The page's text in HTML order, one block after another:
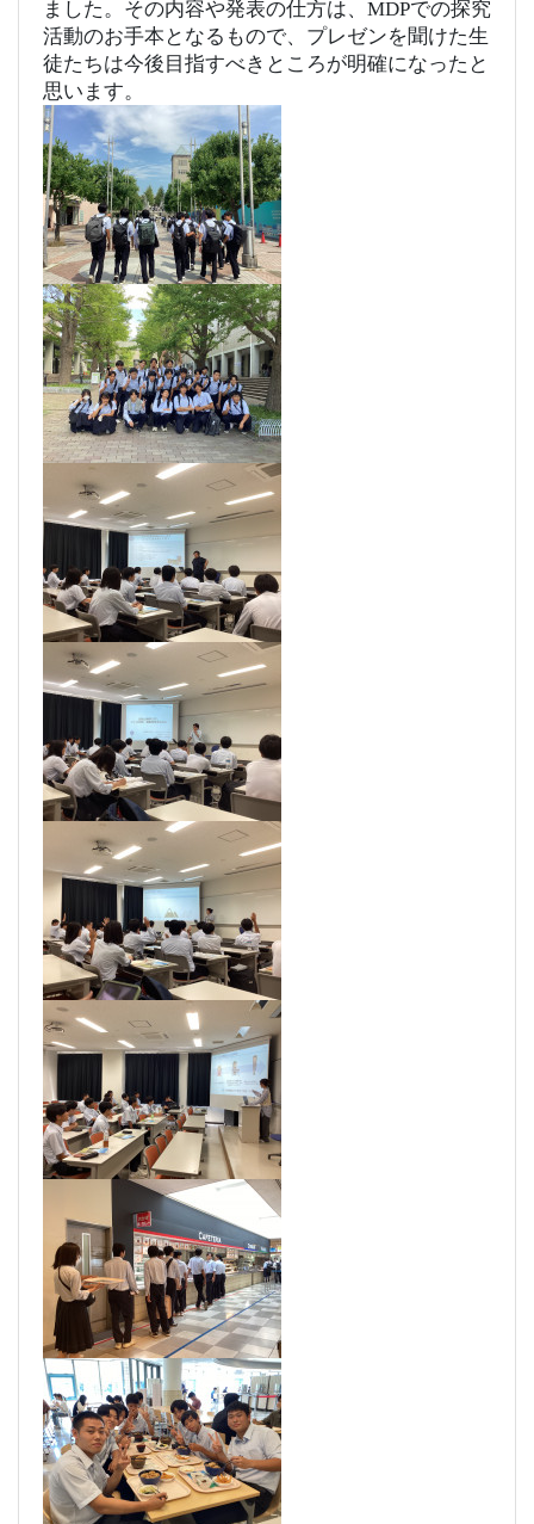
ました。その内容や発表の仕方は、MDPでの探究
活動のお手本となるもので、プレゼンを聞けた生
徒たちは今後目指すべきところが明確になったと
思います。